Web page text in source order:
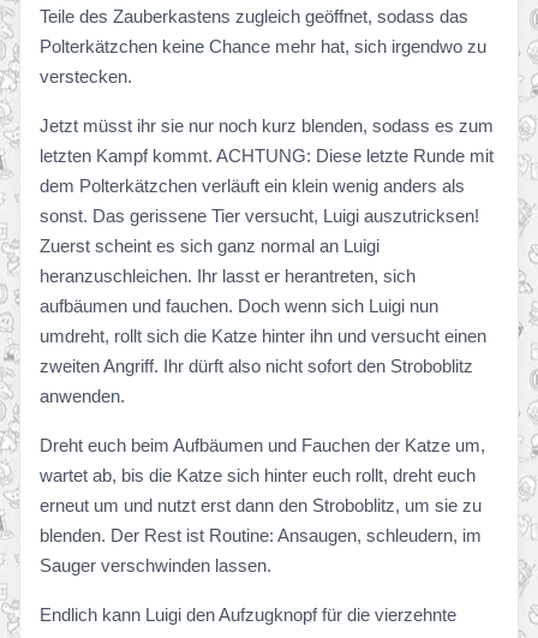
Teile des Zauberkastens zugleich geöffnet, sodass das
Polterkätzchen keine Chance mehr hat, sich irgendwo zu
verstecken.
Jetzt müsst ihr sie nur noch kurz blenden, sodass es zum
letzten Kampf kommt. ACHTUNG: Diese letzte Runde mit
dem Polterkätzchen verläuft ein klein wenig anders als
sonst. Das gerissene Tier versucht, Luigi auszutricksen!
Zuerst scheint es sich ganz normal an Luigi
heranzuschleichen. Ihr lasst er herantreten, sich
aufbäumen und fauchen. Doch wenn sich Luigi nun
umdreht, rollt sich die Katze hinter ihn und versucht einen
zweiten Angriff. Ihr dürft also nicht sofort den Stroboblitz
anwenden.
Dreht euch beim Aufbäumen und Fauchen der Katze um,
wartet ab, bis die Katze sich hinter euch rollt, dreht euch
erneut um und nutzt erst dann den Stroboblitz, um sie zu
blenden. Der Rest ist Routine: Ansaugen, schleudern, im
Sauger verschwinden lassen.
Endlich kann Luigi den Aufzugknopf für die vierzehnte